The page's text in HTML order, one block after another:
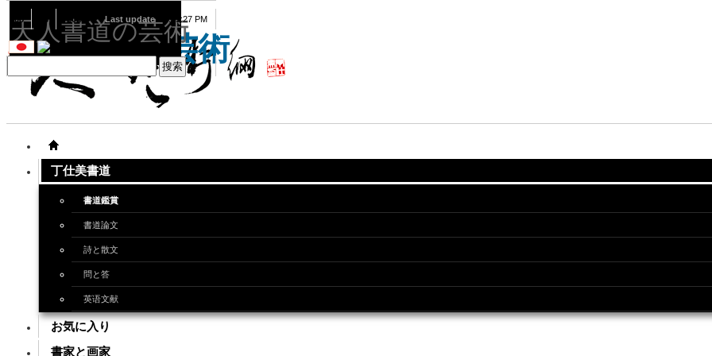
天人書道の芸術
丁仕美書道
書道鑑賞
書道論文
詩と散文
問と答
英语文献
お気に入り
書家と画家
08 08 2026 Last update 08:15:27 PM
天人書道の芸術